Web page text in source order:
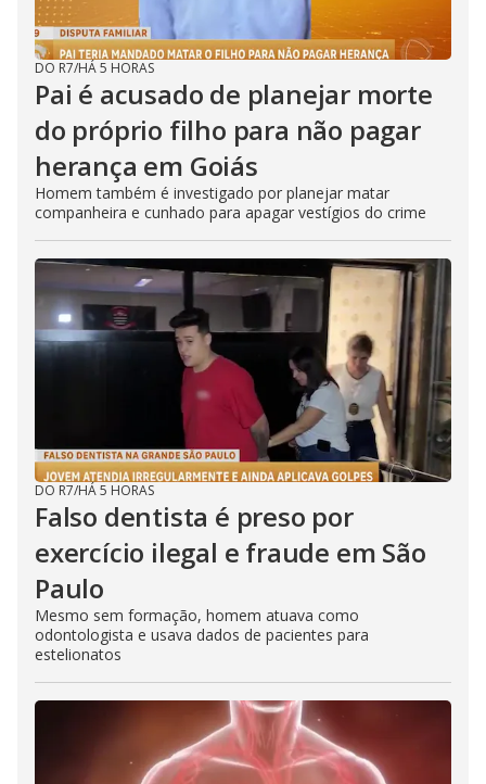
DO R7/HÁ 5 HORAS
Pai é acusado de planejar morte
do próprio filho para não pagar
herança em Goiás
Homem também é investigado por planejar matar
companheira e cunhado para apagar vestígios do crime
DO R7/HÁ 5 HORAS
Falso dentista é preso por
exercício ilegal e fraude em São
Paulo
Mesmo sem formação, homem atuava como
odontologista e usava dados de pacientes para
estelionatos